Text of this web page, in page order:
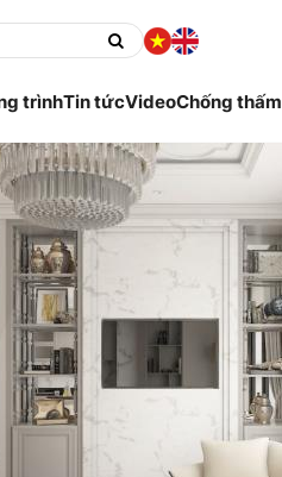
trìnhTin tứcVideoChống thấm